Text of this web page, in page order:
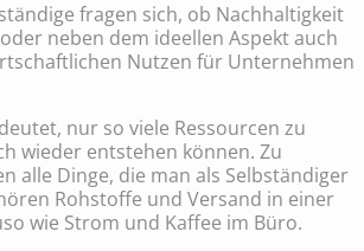
fragen sich, ob Nachhaltigkeit
neben dem ideellen Aspekt auch
Nutzen für Unternehmen
nur so viele Ressourcen zu
wieder entstehen können. Zu
alle Dinge, die man als Selbständiger
Rohstoffe und Versand in einer
wie Strom und Kaffee im Büro.